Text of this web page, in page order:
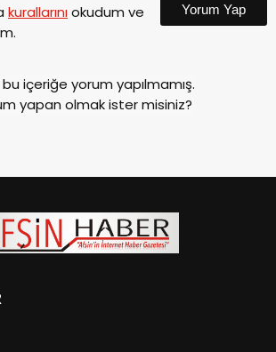
kurallarınıokudum ve
Yorum Yap
içeriğe yorum yapılmamış.
yapan olmak ister misiniz?